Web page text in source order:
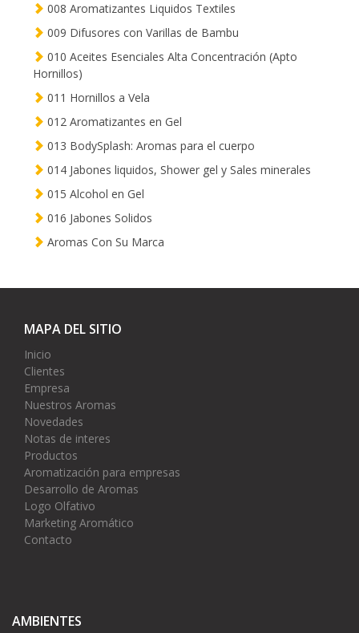
008 Aromatizantes Liquidos Textiles
009 Difusores con Varillas de Bambu
010 Aceites Esenciales Alta Concentración (Apto
Hornillos)
011 Hornillos a Vela
012 Aromatizantes en Gel
013 BodySplash: Aromas para el cuerpo
014 Jabones liquidos, Shower gel y Sales minerales
015 Alcohol en Gel
016 Jabones Solidos
Aromas Con Su Marca
MAPA DEL SITIO
Inicio
Clientes
Empresa
Nuestros Aromas
Novedades
Notas de interes
Productos
Aromatización para empresas
Desarrollo de Aromas
Logo Olfativo
Marketing Aromático
Contacto
AMBIENTES